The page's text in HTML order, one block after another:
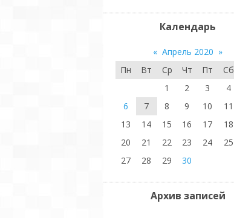
Календарь
« Апрель 2020 »
Пн
Вт Ср Чт Пт Сб
1
2 3 4
6
7 8 9 10 11
13
14 15 16 17 18
20
21 22 23 24 25
27
28 29 30
Архив записей